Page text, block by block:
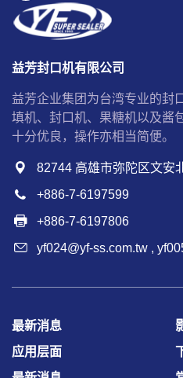
益芳封口机有限公司
益芳企业集团为台湾专业的封
填机、封口机、果糖机以及酱
十分优良，操作亦相当简便。
82744 高雄市弥陀区文安
+886-7-6197599
+886-7-6197806
yf024@yf-ss.com.tw ,
最新消息
应用层面